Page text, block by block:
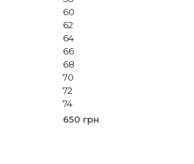
60
62
64
66
68
70
72
74
650 грн